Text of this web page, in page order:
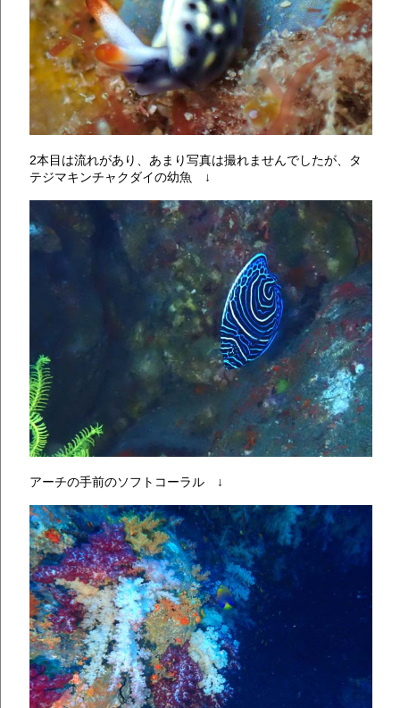
2本目は流れがあり、あまり写真は撮れませんでしたが、タ
テジマキンチャクダイの幼魚 ↓
アーチの手前のソフトコーラル ↓